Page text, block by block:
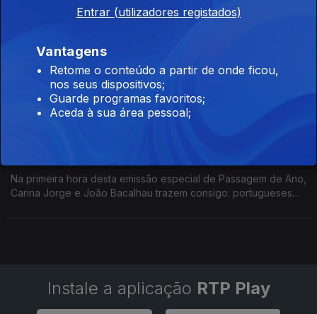
mistério, crime e muito mais.
01 jan. 2023
Na segunda hora desta emissão especial de Passagem de
Ano, Carina Jorge e João Bacalhau relembram portugueses
com tradições de ano novo, ouvintes, mistério, crime e muito
Na primeira hora desta emissão especial de Passagem de Ano,
Carina Jorge e João Bacalhau trazem consigo: portugueses
Instale a aplicação RTP Play
Entrar (utilizadores registados)
Vantagens
Retome o conteúdo a partir de onde ficou,
nos seus dispositivos;
Guarde programas favoritos;
Aceda à sua área pessoal;